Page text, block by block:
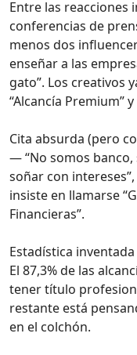
Entre las reacciones
conferencias de
menos dos
enseñar a las
gato”. Los creativos
“Alcancía Premium”
Cita absurda (pero
— “No somos
soñar con
insiste en llamarse
Financieras”.
Estadística
El 87,3% de las
tener título
restante está
en el colchón.